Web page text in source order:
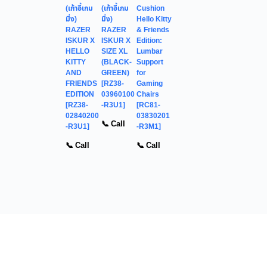
(เก้าอี้เกม
มิ่ง)
RAZER
ISKUR X
HELLO
KITTY
AND
FRIENDS
EDITION
[RZ38-
02840200
-R3U1]
📞 Call
(เก้าอี้เกม
มิ่ง)
RAZER
ISKUR X
SIZE XL
(BLACK-
GREEN)
[RZ38-
03960100
-R3U1]
📞 Call
Cushion
Hello Kitty
& Friends
Edition:
Lumbar
Support
for
Gaming
Chairs
[RC81-
03830201
-R3M1]
📞 Call